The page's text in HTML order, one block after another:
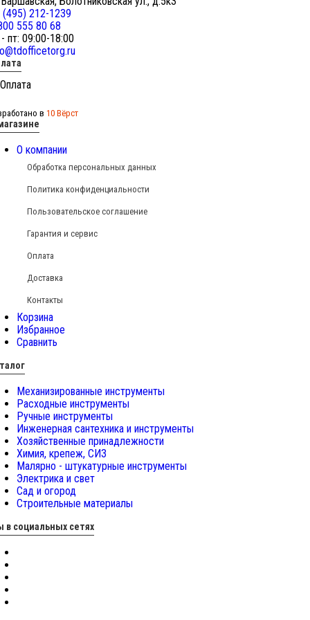
(495) 212-1239
555 80 68
пт: 09:00-18:00
в 10 Вёрст
О компании
Обработка персональных данных
Политика конфиденциальности
Пользовательское соглашение
Гарантия и сервис
Оплата
Доставка
Контакты
Корзина
Избранное
Сравнить
Механизированные инструменты
Расходные инструменты
Ручные инструменты
Инженерная сантехника и инструменты
Хозяйственные принадлежности
Химия, крепеж, СИЗ
Малярно - штукатурные инструменты
Электрика и свет
Сад и огород
Строительные материалы
в социальных сетях